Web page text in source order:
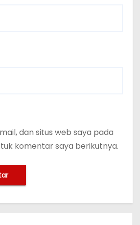
dan situs web saya pada
komentar saya berikutnya.